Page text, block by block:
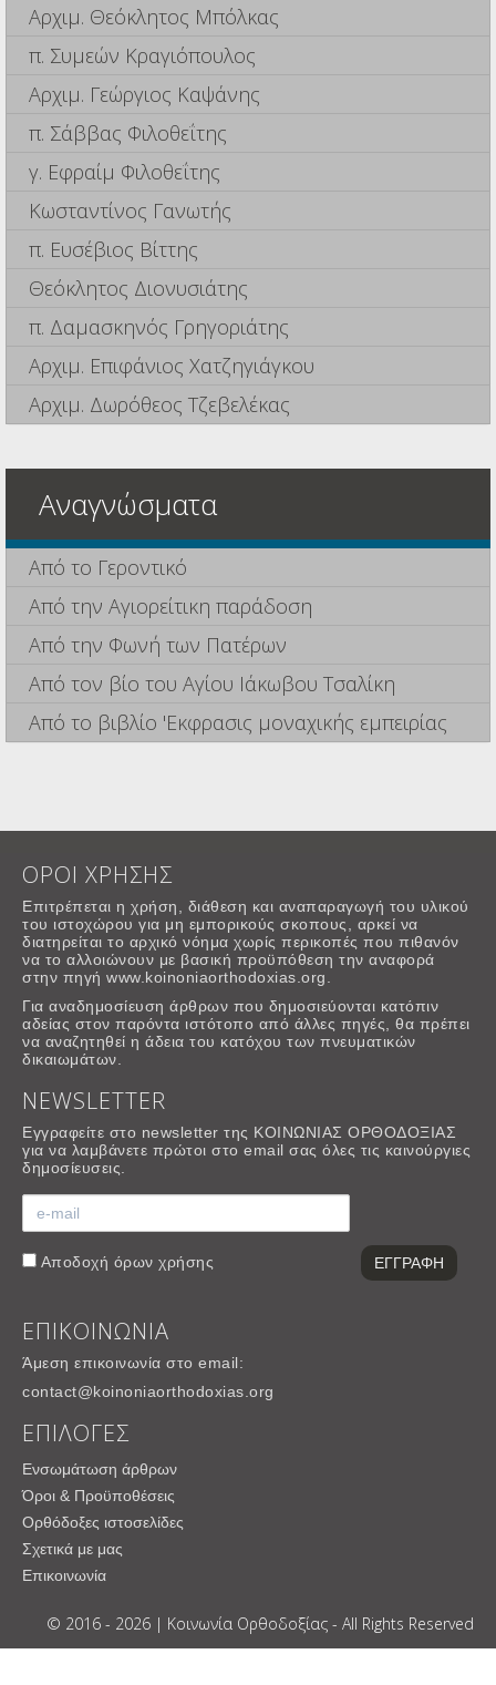
Αρχιμ. Θεόκλητος Μπόλκας
π. Συμεών Κραγιόπουλος
Αρχιμ. Γεώργιος Καψάνης
π. Σάββας Φιλοθεΐτης
γ. Εφραίμ Φιλοθεΐτης
Κωσταντίνος Γανωτής
π. Ευσέβιος Βίττης
Θεόκλητος Διονυσιάτης
π. Δαμασκηνός Γρηγοριάτης
Αρχιμ. Επιφάνιος Χατζηγιάγκου
Αρχιμ. Δωρόθεος Τζεβελέκας
Αναγνώσματα
Από το Γεροντικό
Από την Αγιορείτικη παράδοση
Από την Φωνή των Πατέρων
Από τον βίο του Αγίου Ιάκωβου Τσαλίκη
Από το βιβλίο 'Εκφρασις μοναχικής εμπειρίας
ΟΡΟΙ ΧΡΗΣΗΣ
Επιτρέπεται η χρήση, διάθεση και αναπαραγωγή του υλικού
του ιστοχώρου για μη εμπορικούς σκοπους, αρκεί να
διατηρείται το αρχικό νόημα χωρίς περικοπές που πιθανόν
να το αλλοιώνουν με βασική προϋπόθεση την αναφορά
στην πηγή www.koinoniaorthodoxias.org.
Για αναδημοσίευση άρθρων που δημοσιεύονται κατόπιν
αδείας στον παρόντα ιστότοπο από άλλες πηγές, θα πρέπει
να αναζητηθεί η άδεια του κατόχου των πνευματικών
δικαιωμάτων.
NEWSLETTER
Εγγραφείτε στο newsletter της ΚΟΙΝΩΝΙΑΣ ΟΡΘΟΔΟΞΙΑΣ
για να λαμβάνετε πρώτοι στο email σας όλες τις καινούργιες
δημοσίευσεις.
Αποδοχή όρων χρήσης
ΕΠΙΚΟΙΝΩΝΙΑ
Άμεση επικοινωνία στο email:
contact@koinoniaorthodoxias.org
ΕΠΙΛΟΓΕΣ
Ενσωμάτωση άρθρων
Όροι & Προϋποθέσεις
Ορθόδοξες ιστοσελίδες
Σχετικά με μας
Επικοινωνία
© 2016 - 2026 | Κοινωνία Ορθοδοξίας - All Rights Reserved